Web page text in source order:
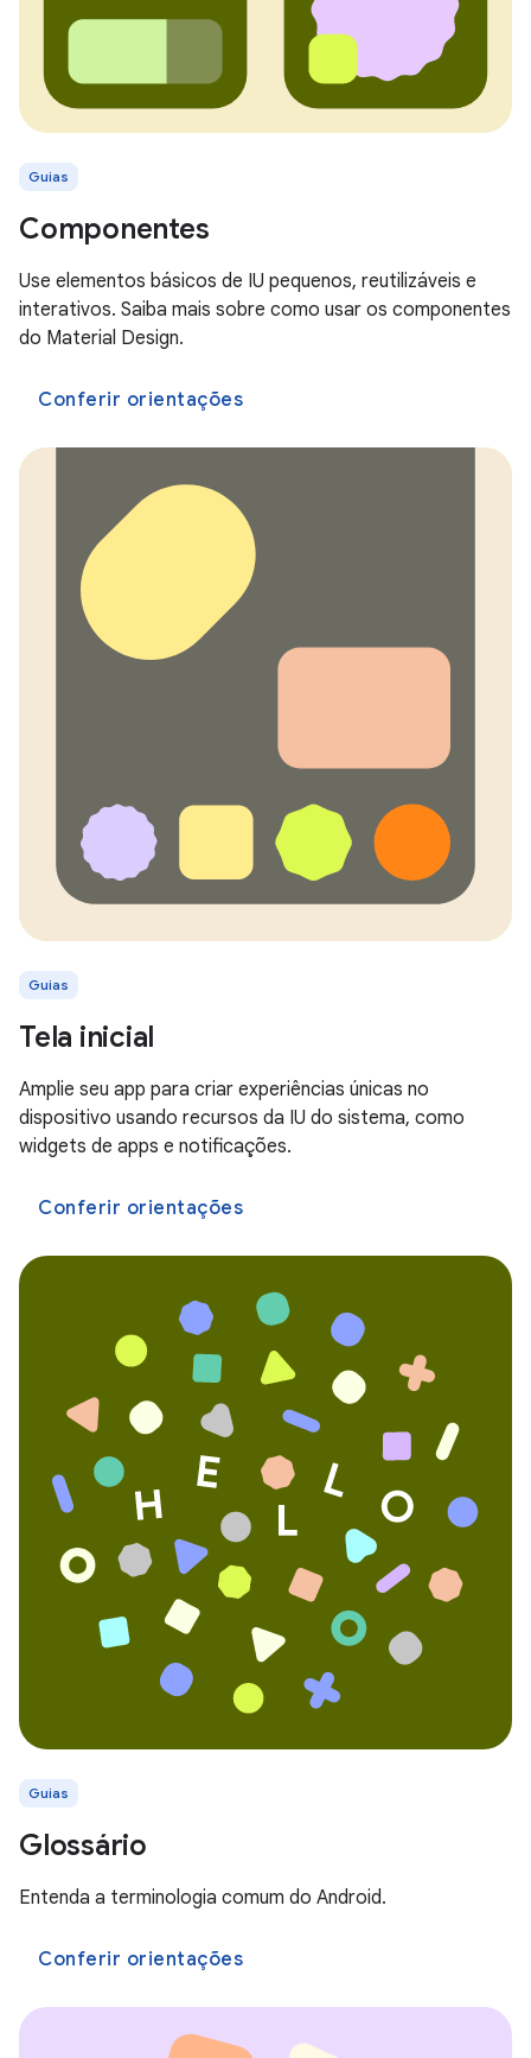
Guias
Componentes
Use elementos básicos de IU pequenos, reutilizáveis e
interativos. Saiba mais sobre como usar os componentes
do Material Design.
Conferir orientações
Guias
Tela inicial
Amplie seu app para criar experiências únicas no
dispositivo usando recursos da IU do sistema, como
widgets de apps e notificações.
Conferir orientações
Guias
Glossário
Entenda a terminologia comum do Android.
Conferir orientações